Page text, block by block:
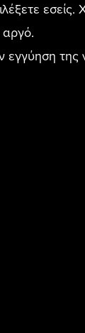
εσείς.
αργό.
εγγύηση